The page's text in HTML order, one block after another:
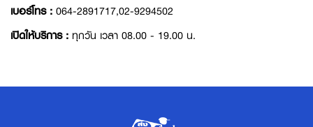
เบอร์โทร : 064-2891717,02-9294502
เปิดให้บริการ : ทุกวัน เวลา 08.00 - 19.00 น.